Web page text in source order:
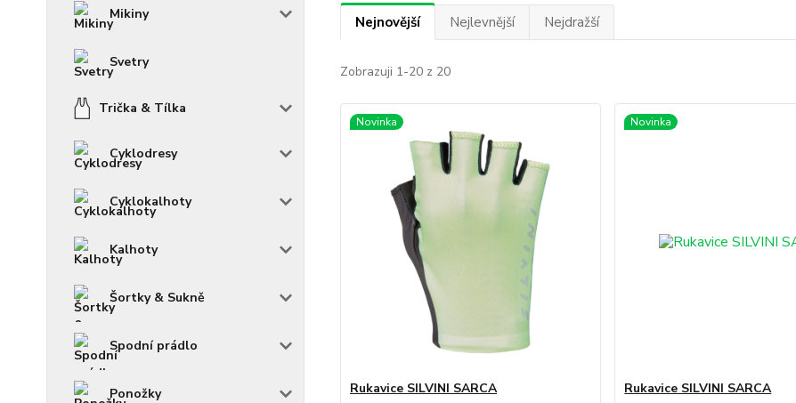
Mikiny
Svetry
Trička & Tílka
Cyklodresy
Cyklokalhoty
Kalhoty
Šortky & Sukně
Spodní prádlo
Ponožky
Nejnovější Nejlevnější Nejdražší
Zobrazuji 1-20 z 20
Novinka
Rukavice SILVINI SARCA
Novinka
Rukavice SILVINI SARCA